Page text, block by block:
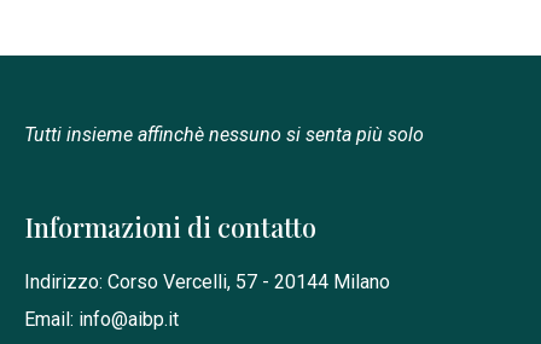
Tutti insieme affinchè nessuno si senta più solo
Informazioni di contatto
Indirizzo: Corso Vercelli, 57 - 20144 Milano
Email: info@aibp.it